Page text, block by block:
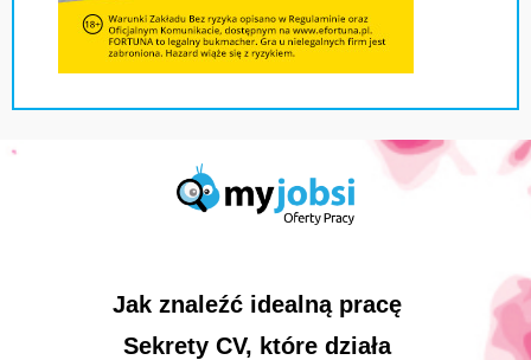
Jak znaleźć idealną pracę
Sekrety CV, które działa